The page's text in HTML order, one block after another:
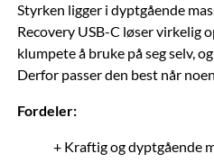
Styrken ligger i dyptgående
Recovery USB-C løser virkelig
klumpete å bruke på seg selv,
Derfor passer den best når
Fordeler:
+ Kraftig og dyptgående